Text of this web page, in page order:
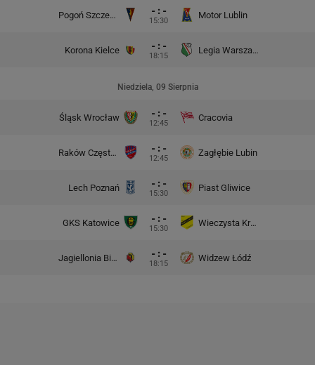
Pogoń Szczecin - : -
15:30
Motor Lublin
Korona Kielce - : -
18:15
Legia Warszawa
Niedziela, 09 Sierpnia
Śląsk Wrocław - : -
12:45
Cracovia
Raków Częstochowa - : -
12:45
Zagłębie Lubin
Lech Poznań - : -
15:30
Piast Gliwice
GKS Katowice - : -
15:30
Wieczysta Kraków
Jagiellonia Białystok - : -
18:15
Widzew Łódź